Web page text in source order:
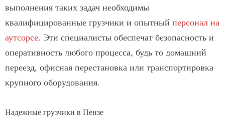
выполнения таких задач необходимы
квалифицированные грузчики и опытный персонал на
аутсорсе. Эти специалисты обеспечат безопасность и
оперативность любого процесса, будь то домашний
переезд, офисная перестановка или транспортировка
крупного оборудования.
Надежные грузчики в Пензе